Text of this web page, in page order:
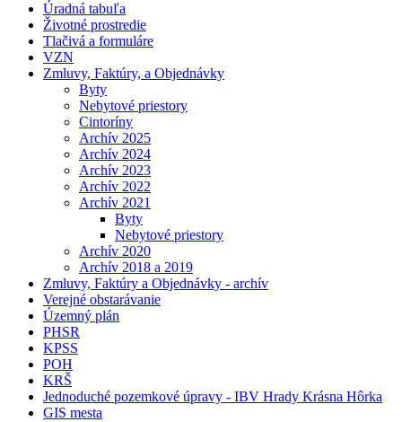
Úradná tabuľa
Životné prostredie
Tlačivá a formuláre
VZN
Zmluvy, Faktúry, a Objednávky
Byty
Nebytové priestory
Cintoríny
Archív 2025
Archív 2024
Archív 2023
Archív 2022
Archív 2021
Byty
Nebytové priestory
Archív 2020
Archív 2018 a 2019
Zmluvy, Faktúry a Objednávky - archív
Verejné obstarávanie
Územný plán
PHSR
KPSS
POH
KRŠ
Jednoduché pozemkové úpravy - IBV Hrady Krásna Hôrka
GIS mesta